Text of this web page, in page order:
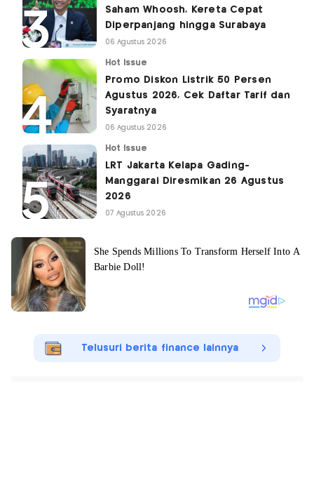
Saham Whoosh, Kereta Cepat
Diperpanjang hingga Surabaya
06 Agustus 2026
Hot Issue
Promo Diskon Listrik 50 Persen
Agustus 2026, Cek Daftar Tarif dan
Syaratnya
06 Agustus 2026
Hot Issue
LRT Jakarta Kelapa Gading-
Manggarai Diresmikan 26 Agustus
2026
07 Agustus 2026
Telusuri berita finance lainnya